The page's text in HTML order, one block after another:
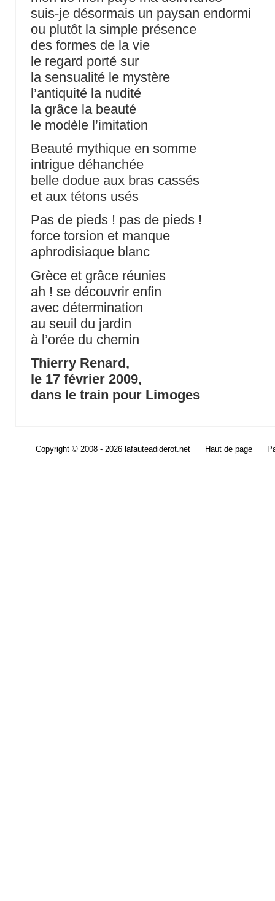
suis-je désormais un paysan endormi
ou plutôt la simple présence
des formes de la vie
le regard porté sur
la sensualité le mystère
l’antiquité la nudité
la grâce la beauté
le modèle l’imitation
Beauté mythique en somme
intrigue déhanchée
belle dodue aux bras cassés
et aux tétons usés
Pas de pieds ! pas de pieds !
force torsion et manque
aphrodisiaque blanc
Grèce et grâce réunies
ah ! se découvrir enfin
avec détermination
au seuil du jardin
à l’orée du chemin
Thierry Renard,
le 17 février 2009,
dans le train pour Limoges
Copyright © 2008 - 2026 lafauteadiderot.net Haut de page